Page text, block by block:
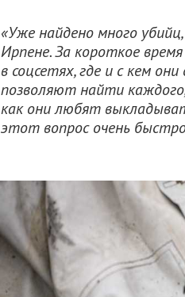
«Уже найдено много
Ирпене. За короткое
в соцсетях, где и с кем
позволяют найти
как они любят
этот вопрос очень